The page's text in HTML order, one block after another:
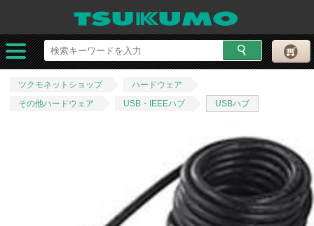
ツクモネットショップ
ハードウェア
その他ハードウェア
USB・IEEEハブ USBハブ